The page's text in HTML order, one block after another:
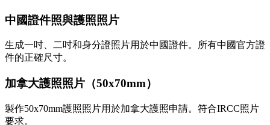
中國證件照與護照照片
生成一吋、二吋和身分證照片用於中國證件。所有中國官方證
件的正確尺寸。
加拿大護照照片（50x70mm）
製作50x70mm護照照片用於加拿大護照申請。符合IRCC照片
要求。